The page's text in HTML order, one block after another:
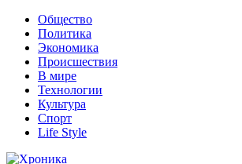
Общество
Политика
Экономика
Происшествия
В мире
Технологии
Культура
Спорт
Life Style